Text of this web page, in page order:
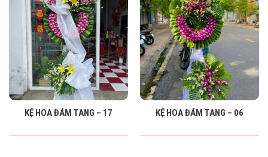
KỆ HOA ĐÁM TANG – 17 KỆ HOA ĐÁM TANG – 06